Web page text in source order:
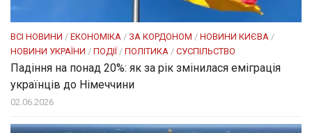
ВСІ НОВИНИ / ЕКОНОМІКА / ЗА КОРДОНОМ / НОВИНИ КИЄВА /
НОВИНИ УКРАЇНИ / ПОДІЇ / ПОЛІТИКА / СУСПІЛЬСТВО
Падіння на понад 20%: як за рік змінилася еміграція
українців до Німеччини
02.06.2026